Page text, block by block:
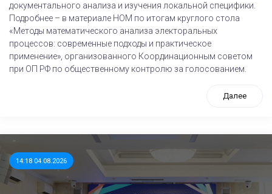
документального анализа и изучения локальной специфики.
Подробнее – в материале НОМ по итогам круглого стола
«Методы математического анализа электоральных
процессов: современные подходы и практическое
применение», организованного Координационным советом
при ОП РФ по общественному контролю за голосованием.
Далее
14:18 04.08.2026